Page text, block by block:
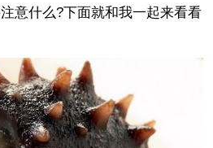
意什么?下面就和我一起来看看